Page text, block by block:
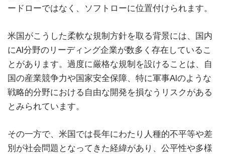
ードローではなく、ソフトローに位置付けられます。
米国がこうした柔軟な規制方針を取る背景には、国内
にAI分野のリーディング企業が数多く存在しているこ
とがあります。過度に厳格な規制を設けることは、自
国の産業競争力や国家安全保障、特に軍事AIのような
戦略的分野における自由な開発を損なうリスクがある
とみられています。
その一方で、米国では長年にわたり人種的不平等や差
別が社会問題となってきた経緯があり、公平性や多様